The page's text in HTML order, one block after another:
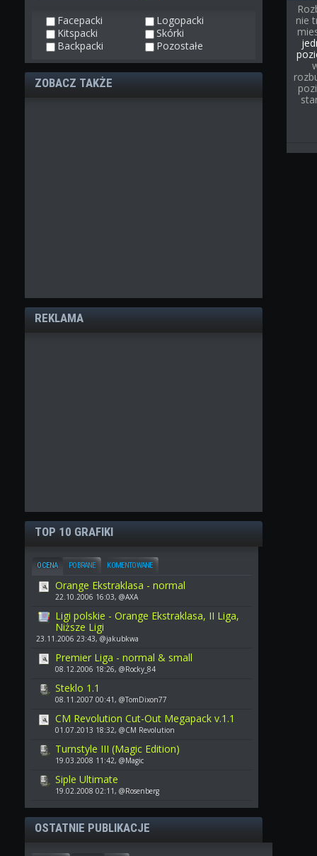
Facepacki
Logopacki
Kitspacki
Skórki
Backpacki
Pozostałe
ZOBACZ TAKŻE
REKLAMA
TOP 10 GRAFIKI
OCENA POBRANE KOMENTOWANE
Orange Ekstraklasa - normal
22.10.2006 16:03, @AXA
Ligi polskie - Orange Ekstraklasa, II Liga,
Niższe Ligi
23.11.2006 23:43, @jakubkwa
Premier Liga - normal & small
08.12.2006 18:26, @Rocky_84
Steklo 1.1
08.11.2007 00:41, @TomDixon77
CM Revolution Cut-Out Megapack v.1.1
01.07.2013 18:32, @CM Revolution
Turnstyle III (Magic Edition)
19.03.2008 11:42, @Magic
Siple Ultimate
19.02.2008 02:11, @Rosenberg
OSTATNIE PUBLIKACJE
nie